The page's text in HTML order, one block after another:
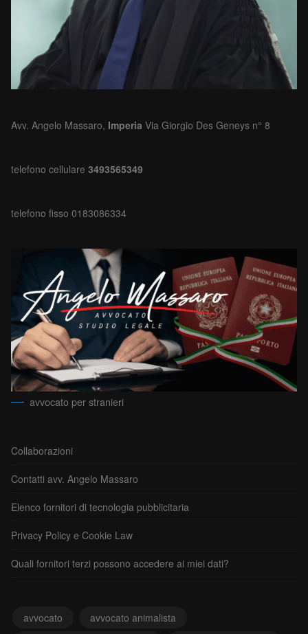
Avv. Angelo Massaro, Imperia Via Giorgio Des Geneys n° 8
telefono cellulare 3493565349
telefono fisso 0183086334
avvocato per stranieri
Collaborazioni
Contatti avv. Angelo Massaro
Elenco fornitori di tecnologia pubblicitaria
Privacy Policy e Cookie Law
Quali fornitori terzi possono accedere ai miei dati?
avvocato
avvocato animalista